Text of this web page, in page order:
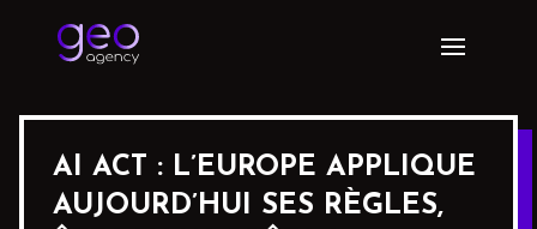
AI ACT : L’EUROPE APPLIQUE
AUJOURD’HUI SES RÈGLES,